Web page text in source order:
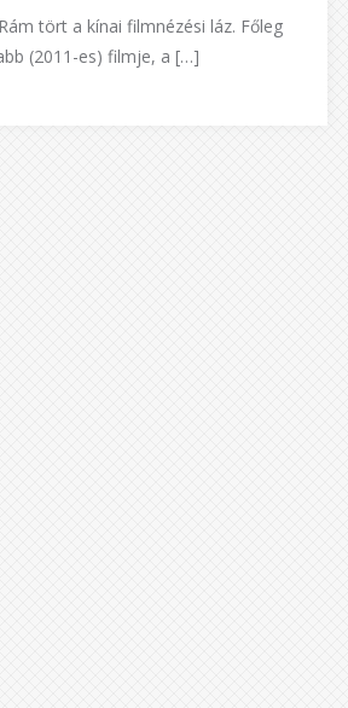
tört a kínai filmnézési láz. Főleg
(2011-es) filmje, a […]